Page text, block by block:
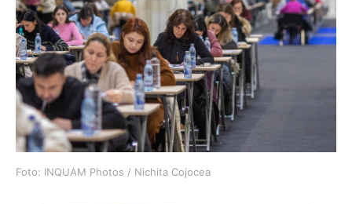
Foto: INQUAM Photos / Nichita Cojocea